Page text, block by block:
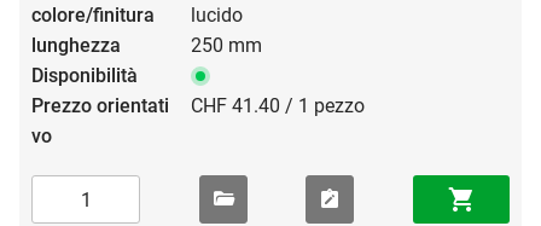
lucido
250 mm
CHF 41.40 / 1 pezzo